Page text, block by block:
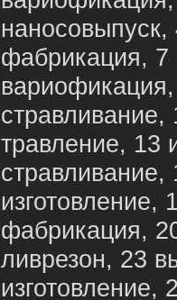
фабрикация, 7
травление, 13
стравливание,
изготовление,
фабрикация,
ливрезон, 23
изготовление,